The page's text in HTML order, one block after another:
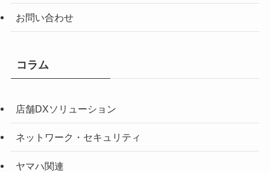
お問い合わせ
コラム
店舗DXソリューション
ネットワーク・セキュリティ
ヤマハ関連